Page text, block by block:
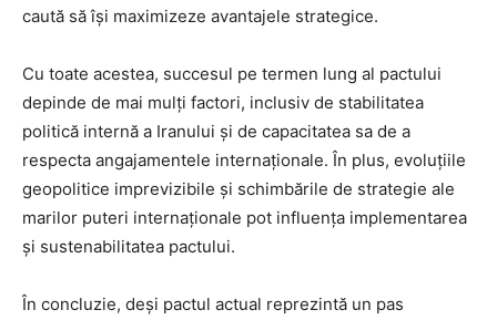
caută să își maximizeze avantajele strategice.
Cu toate acestea, succesul pe termen lung al pactului
depinde de mai mulți factori, inclusiv de stabilitatea
politică internă a Iranului și de capacitatea sa de a
respecta angajamentele internaționale. În plus, evoluțiile
geopolitice imprevizibile și schimbările de strategie ale
marilor puteri internaționale pot influența implementarea
și sustenabilitatea pactului.
În concluzie, deși pactul actual reprezintă un pas